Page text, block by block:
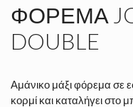
ΦΌΡΕΜΑ
DOUBLE
Αμάνικο μάξι φόρεμα σε
κορμί και καταλήγει στο